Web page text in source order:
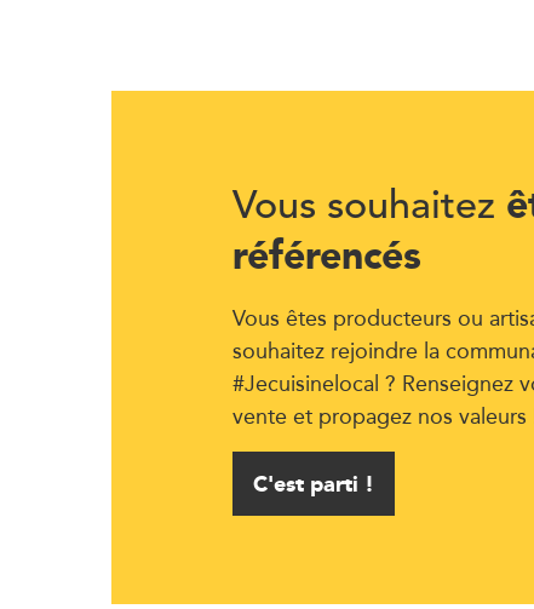
Vous souhaitez
référencés
Vous êtes producteurs ou
souhaitez rejoindre la
#Jecuisinelocal ? Renseignez
vente et propagez nos valeurs
C'est parti !